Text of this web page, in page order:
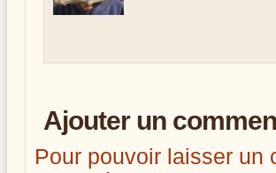
Ajouter un
Pour pouvoir laisser un